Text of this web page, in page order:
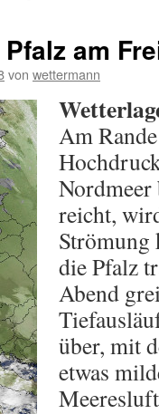
am
von wettermann
Am
Nordmeer
reicht,
Strömung
die Pfalz
Abend
über, mit
etwas